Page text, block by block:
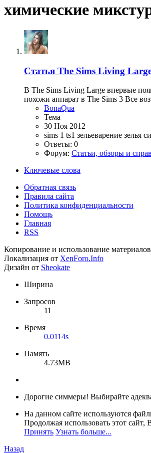
химические
Статья The Sims Living
В The Sims Living Large впервые
похожи аппарат в The Sims 3 Все
BonaQua
Тема
30 Ноя 2012
sims 1 ts1 зельеварение зелья
Ответы: 0
Форум: Статьи, обзоры и
Ключевые слова
Обратная связь
Правила сайта
Политика конфиденциальности
Помощь
Главная
RSS
Копирование и использование
Локализация от XenForo.Info
Дизайн от Sheokate
Ширина
Запросов
11
Время
0.0114s
Память
4.73MB
Дорогие симмеры! Выбирайте
На данном сайте используются
Продолжая использовать этот
Принять Узнать больше...
Назад